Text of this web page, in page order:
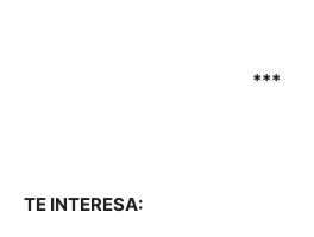
***
TE INTERESA: